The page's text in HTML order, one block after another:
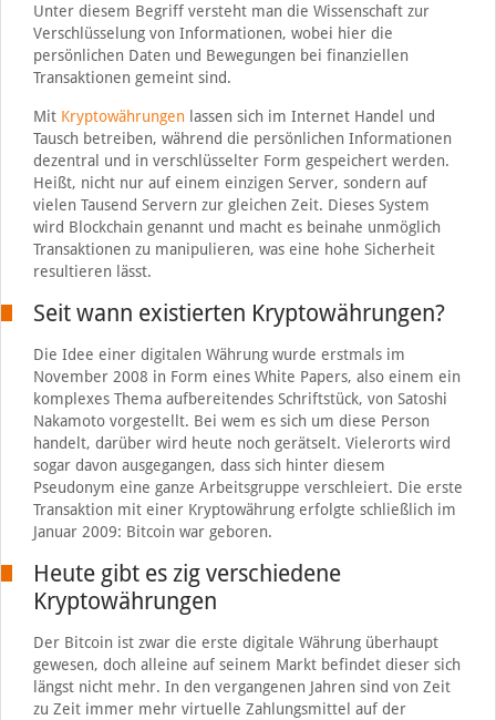
Unter diesem Begriff versteht man die Wissenschaft zur
Verschlüsselung von Informationen, wobei hier die
persönlichen Daten und Bewegungen bei finanziellen
Transaktionen gemeint sind.
Mit Kryptowährungenlassen sich im Internet Handel und
Tausch betreiben, während die persönlichen Informationen
dezentral und in verschlüsselter Form gespeichert werden.
Heißt, nicht nur auf einem einzigen Server, sondern auf
vielen Tausend Servern zur gleichen Zeit. Dieses System
wird Blockchain genannt und macht es beinahe unmöglich
Transaktionen zu manipulieren, was eine hohe Sicherheit
resultieren lässt.
Seit wann existierten Kryptowährungen?
Die Idee einer digitalen Währung wurde erstmals im
November 2008 in Form eines White Papers, also einem ein
komplexes Thema aufbereitendes Schriftstück, von Satoshi
Nakamoto vorgestellt. Bei wem es sich um diese Person
handelt, darüber wird heute noch gerätselt. Vielerorts wird
sogar davon ausgegangen, dass sich hinter diesem
Pseudonym eine ganze Arbeitsgruppe verschleiert. Die erste
Transaktion mit einer Kryptowährung erfolgte schließlich im
Januar 2009: Bitcoin war geboren.
Heute gibt es zig verschiedene
Kryptowährungen
Der Bitcoin ist zwar die erste digitale Währung überhaupt
gewesen, doch alleine auf seinem Markt befindet dieser sich
längst nicht mehr. In den vergangenen Jahren sind von Zeit
zu Zeit immer mehr virtuelle Zahlungsmittel auf der